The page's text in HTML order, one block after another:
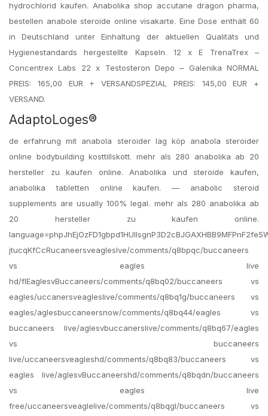
hydrochlorid kaufen. Anabolika shop accutane dragon pharma,
bestellen anabole steroide online visakarte. Eine Dose enthält 60
in Deutschland unter Einhaltung der aktuellen Qualitäts und
Hygienestandards hergestellte Kapseln. 12 x E TrenaTrex –
Concentrex Labs 22 x Testosteron Depo – Galenika NORMAL
PREIS: 165,00 EUR + VERSANDSPEZIAL PREIS: 145,00 EUR +
VERSAND.
AdaptoLoges®
de erfahrung mit anabola steroider lag köp anabola steroider
online bodybuilding kosttillskott. mehr als 280 anabolika ab 20
hersteller zu kaufen online. Anabolika und steroide kaufen,
anabolika tabletten online kaufen. — anabolic steroid
supplements are usually 100% legal. mehr als 280 anabolika ab
20 hersteller zu kaufen online.
jtucqKfCcRucaneersveagleslve/comments/q8bpqc/buccaneers
vs eagles live
hd/flEaglesvBuccaneers/comments/q8bq02/buccaneers vs
eagles/uccanersveagleslive/comments/q8bq1g/buccaneers vs
eagles/aglesbuccaneersnow/comments/q8bq44/eagles vs
buccaneers live/aglesvbuccanerslive/comments/q8bq67/eagles
vs buccaneers
live/uccaneersveagleshd/comments/q8bq83/buccaneers vs
eagles live/aglesvBuccaneershd/comments/q8bqdn/buccaneers
vs eagles live
free/uccaneersveaglelive/comments/q8bqgl/buccaneers vs